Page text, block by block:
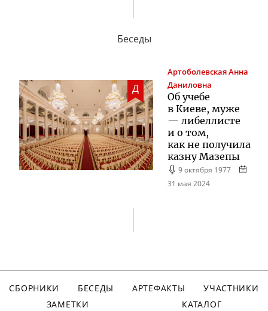
Беседы
Д
АртоболевскаяАнна
Даниловна
Об учебе
в Киеве, муже
— либеллисте
и о том,
как не получила
казну Мазепы
9 октября 1977
31 мая 2024
СБОРНИКИ БЕСЕДЫ АРТЕФАКТЫ
УЧАСТНИКИ
ЗАМЕТКИ
КАТАЛОГ